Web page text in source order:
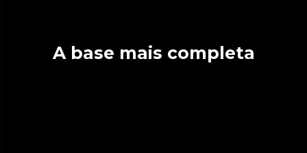
A base mais completa